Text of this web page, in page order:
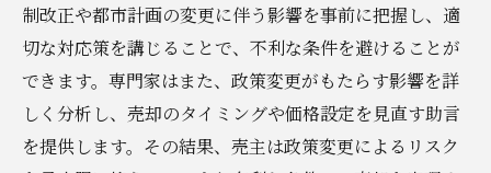
制改正や都市計画の変更に伴う影響を事前に把握し、適
切な対応策を講じることで、不利な条件を避けることが
できます。専門家はまた、政策変更がもたらす影響を詳
しく分析し、売却のタイミングや価格設定を見直す助言
を提供します。その結果、売主は政策変更によるリスク